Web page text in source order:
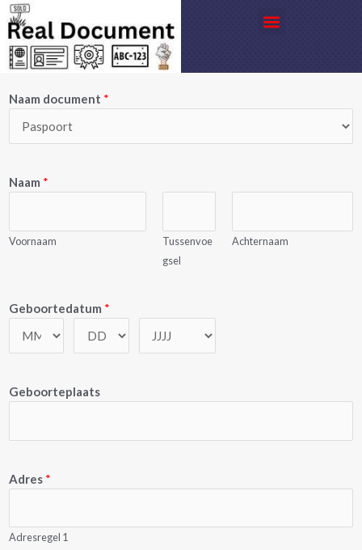
Ga
naar
de
inhoud
Menu
Naam document *
Naam *
Voornaam
Tussenvoe
gsel
Achternaam
Geboortedatum *
Geboorteplaats
Adres *
Adresregel 1